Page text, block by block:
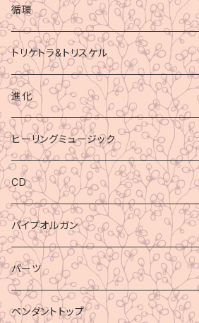
循環
トリケトラ&トリスケル
進化
ヒーリングミュージック
CD
パイプオルガン
パーツ
ペンダントトップ